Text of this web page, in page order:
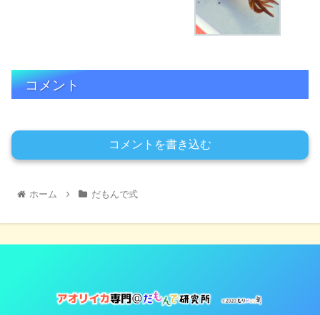
コメント
コメントを書き込む
ホーム だもんで式